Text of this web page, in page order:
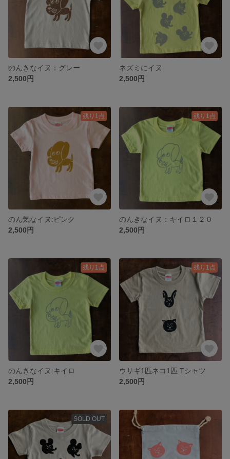
のんきなイヌ：グレー
2,500円
ネズミにイヌ
2,500円
残り1点
のん気なイヌ:ピンク
2,500円
残り1点
のんきなイヌ：キイロ１２０
2,500円
残り1点
のんきなイヌ:キイロ
2,500円
残り1点
ウサギ1匹ネコ1匹 Tシャツ
2,500円
SOLD OUT